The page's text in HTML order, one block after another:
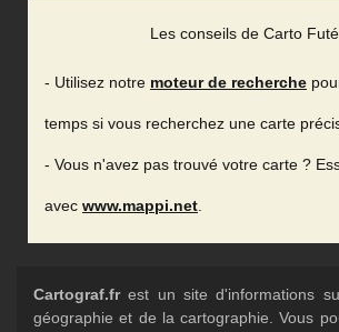
Les conseils de Carto
- Utilisez notre moteur de recherche
temps si vous recherchez une carte
- Vous n'avez pas trouvé votre carte ?
avec www.mappi.net
Cartograf.frest un site d'informations
géographie et de la cartographie. Vous